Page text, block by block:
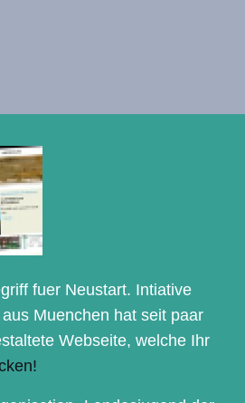
fuer Neustart. Intiative
Muenchen hat seit paar
Webseite, welche Ihr